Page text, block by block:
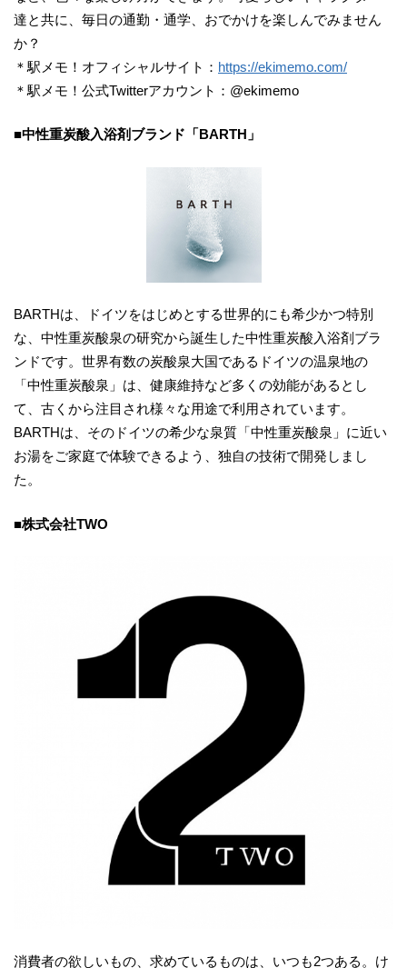
達と共に、毎日の通勤・通学、おでかけを楽しんでみません
か？
＊駅メモ！オフィシャルサイト： https://ekimemo.com/
＊駅メモ！公式Twitterアカウント：@ekimemo
■中性重炭酸入浴剤ブランド「BARTH」
BARTHは、ドイツをはじめとする世界的にも希少かつ特別
な、中性重炭酸泉の研究から誕生した中性重炭酸入浴剤ブラ
ンドです。世界有数の炭酸泉大国であるドイツの温泉地の
「中性重炭酸泉」は、健康維持など多くの効能があるとし
て、古くから注目され様々な用途で利用されています。
BARTHは、そのドイツの希少な泉質「中性重炭酸泉」に近い
お湯をご家庭で体験できるよう、独自の技術で開発しまし
た。
■株式会社TWO
消費者の欲しいもの、求めているものは、いつも2つある。け